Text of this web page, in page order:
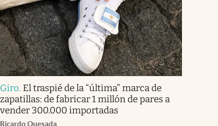
Giro. El traspié de la “última” marca de
zapatillas: de fabricar 1 millón de pares a
vender 300.000 importadas
Ricardo Quesada